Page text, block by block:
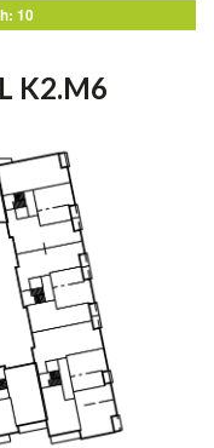
10
K2.M6